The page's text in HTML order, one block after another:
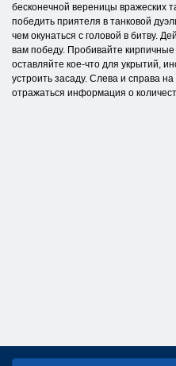
бесконечной вереницы вражеских
победить приятеля в танковой
чем окунаться с головой в битву.
вам победу. Пробивайте
оставляйте кое-что для укрытий,
устроить засаду. Слева и справа
отражаться информация о